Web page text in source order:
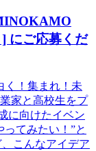
にご応募くだ
く！集まれ！未
家と高校生をプ
に向けたイベン
ってみたい！”と
こんなアイデア